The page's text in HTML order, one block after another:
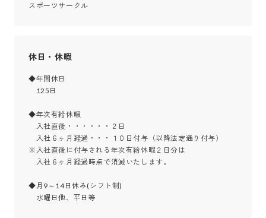
スポーツサークル
休日・休暇
◆年間休日
125日
◆年次有給休暇
入社直後・・・・・・２日
入社６ヶ月経過・・・１０日付与（以降法定通り付与）
※入社直後に付与される年次有給休暇２日分は
入社６ヶ月経過時点で消滅いたします。
◆月9～14日休み(シフト制)
水曜日他、平日等